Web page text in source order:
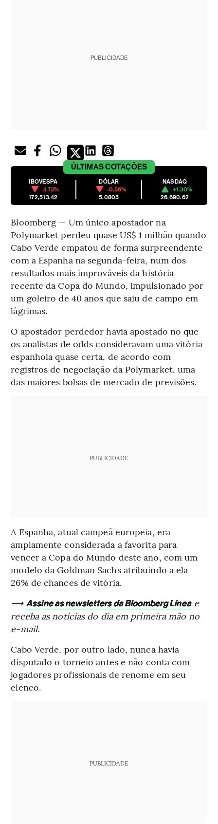
PUBLICIDADE
ÚLTIMASCOTAÇÕES
IBOVESPA
-1.73%
172,513.42
DÓLAR
-0.56%
5.0805
NASDAQ
+1.30%
26,690.62
Bloomberg — Um único apostador na
Polymarket perdeu quase US$ 1 milhão quando
Cabo Verde empatou de forma surpreendente
com a Espanha na segunda-feira, num dos
resultados mais improváveis da história
recente da Copa do Mundo, impulsionado por
um goleiro de 40 anos que saiu de campo em
lágrimas.
O apostador perdedor havia apostado no que
os analistas de odds consideravam uma vitória
espanhola quase certa, de acordo com
registros de negociação da Polymarket, uma
das maiores bolsas de mercado de previsões.
PUBLICIDADE
A Espanha, atual campeã europeia, era
amplamente considerada a favorita para
vencer a Copa do Mundo deste ano, com um
modelo da Goldman Sachs atribuindo a ela
26% de chances de vitória.
⟶ Assine as newsletters da Bloomberg Línea e
receba as notícias do dia em primeira mão no
e-mail.
Cabo Verde, por outro lado, nunca havia
disputado o torneio antes e não conta com
jogadores profissionais de renome em seu
elenco.
PUBLICIDADE